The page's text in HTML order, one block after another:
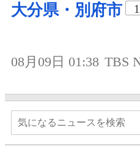
大分県・別府市
1
08月09日 01:38 TBS